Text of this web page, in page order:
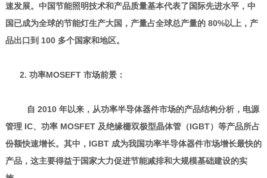
速发展。中国节能照明技术和产品质量基本代表了国际先进水平，中
国已成为全球的节能灯生产大国，产量占全球总产量的 80%以上，产
品出口到 100 多个国家和地区。
2. 功率MOSEFT 市场前景：
自 2010 年以来，从功率半导体器件市场的产品结构分析，电源
管理 IC、功率 MOSFET 及绝缘栅双极型晶体管（IGBT）等产品所占
份额快速增长。其中，IGBT 成为我国功率半导体器件市场增长最快的
产品，这主要得益于国家大力促进节能减排和大规模基础建设的实